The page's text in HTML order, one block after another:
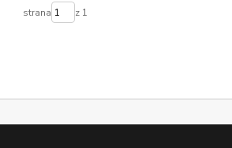
strana z 1